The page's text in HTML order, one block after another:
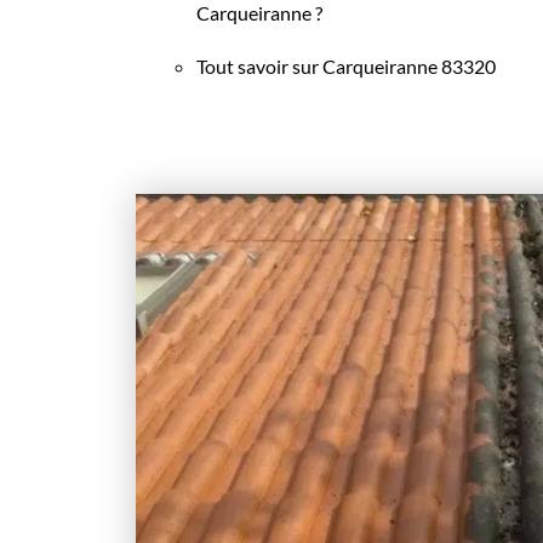
Carqueiranne ?
Tout savoir sur Carqueiranne 83320